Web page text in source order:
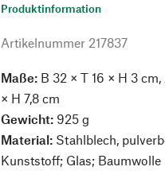
Produktinformation
Artikelnummer 217837
Maße: B 32 × T 16 × H 3
× H 7,8 cm
Gewicht: 925 g
Material: Stahlblech,
Kunststoff; Glas; Baumwolle